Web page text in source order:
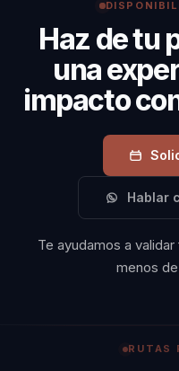
Haz de tu
una
impacto
Hablar
Te ayudamos a
menos
RUTAS